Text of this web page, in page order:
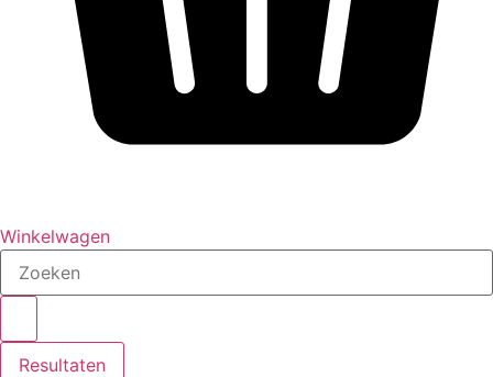
Winkelwagen
Search
Resultaten